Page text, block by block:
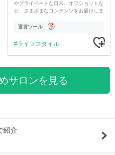
やプライベートな日常、オフショットな
ど、さまざまなコンテンツをお届けしま
運営ツール
ライフスタイル
サロンを見る
紹介